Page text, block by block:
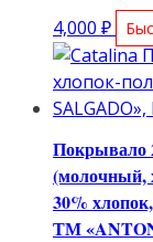
4,000 ₽
Покрывало
(молочный,
30%
ТМ